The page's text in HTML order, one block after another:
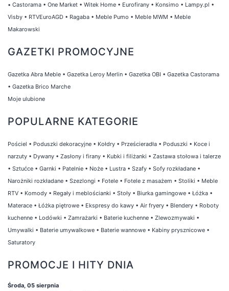
• Castorama • One Market • Witek Home • Eurofirany • Konsimo • Lampy.pl •
Visby • RTVEuroAGD • Ragaba • Meble Pumo • Meble MWM • Meble
Makarowski
GAZETKI PROMOCYJNE
Gazetka Abra Meble • Gazetka Leroy Merlin • Gazetka OBI • Gazetka Castorama
• Gazetka Brico Marche
Moje ulubione
POPULARNE KATEGORIE
Pościel • Poduszki dekoracyjne • Kołdry • Prześcieradła • Poduszki • Koce i
narzuty • Dywany • Zasłony i firany • Kubki i filiżanki • Zastawa stołowa i talerze
• Sztućce • Garnki • Patelnie • Noże • Lustra • Szafy • Sofy rozkładane •
Narożniki rozkładane • Szezlongi • Fotele • Fotele z masażem • Stoliki • Meble
RTV • Komody • Regały i meblościanki • Stoły • Biurka gamingowe • Łóżka •
Materace • Łóżka piętrowe • Ekspresy do kawy • Air fryery • Blendery • Roboty
kuchenne • Lodówki • Zamrażarki • Baterie kuchenne • Zlewozmywaki •
Umywalki • Baterie umywalkowe • Baterie wannowe • Kabiny prysznicowe •
Saturatory
PROMOCJE I HITY DNIA
Środa, 05 sierpnia